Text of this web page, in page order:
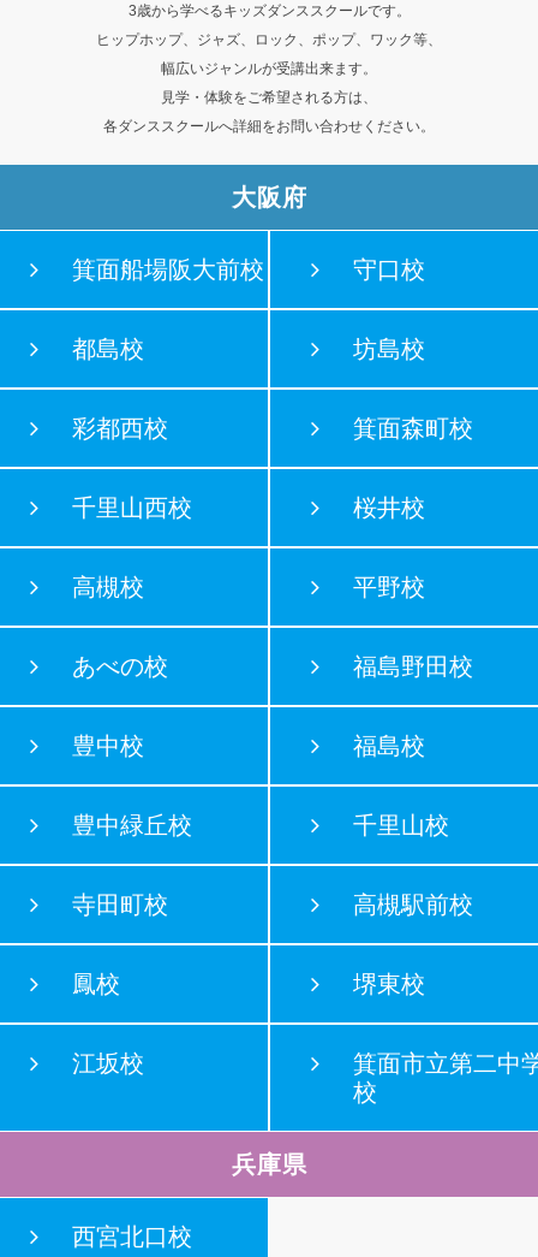
3歳から学べるキッズダンススクールです。
ヒップホップ、ジャズ、ロック、ポップ、ワック等、
幅広いジャンルが受講出来ます。
見学・体験をご希望される方は、
各ダンススクールへ詳細をお問い合わせください。
大阪府
箕面船場阪大前校 守口校
都島校 坊島校
彩都西校 箕面森町校
千里山西校 桜井校
高槻校 平野校
あべの校 福島野田校
豊中校 福島校
豊中緑丘校 千里山校
寺田町校 高槻駅前校
鳳校 堺東校
江坂校
箕面市立第二中
校
兵庫県
西宮北口校